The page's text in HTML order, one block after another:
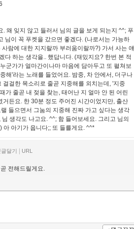
. 왜 잊지 않고 들러서 님의 글을 보게 되는지 ^^; 푸
님이 꼭 푸켓을 갔으면 좋겠다. (나로서는 가능하
람에 대한 지지랄까 부러움이랄까?) 가서 사는 얘
다 하는 생각을.. 했답니다. (재밌지요? 한번 본 적
군가가 얼마간이나마 마음에 담아두고 또 펼쳐보
해'라는 노래를 들었어요. 밤중, 차 안에서, 더구나
걸한 목소리로 줄곧 지중해를 외치는데, '지중
가 줄곧 내 젖을 찾는, 태어난 지 얼마 안 된 어린
든요. 한 30분 정도 주어진 시간이었지만, 출산
들으면서 그눔의 지중해 진짜 가고 싶다는 생각
생각도 나고요. ^^; 함 들어보세요. 그리고 님의
아 아기가 웁니다;; 또 들를게요. ^^*
글달기 URL
전해드릴게요.